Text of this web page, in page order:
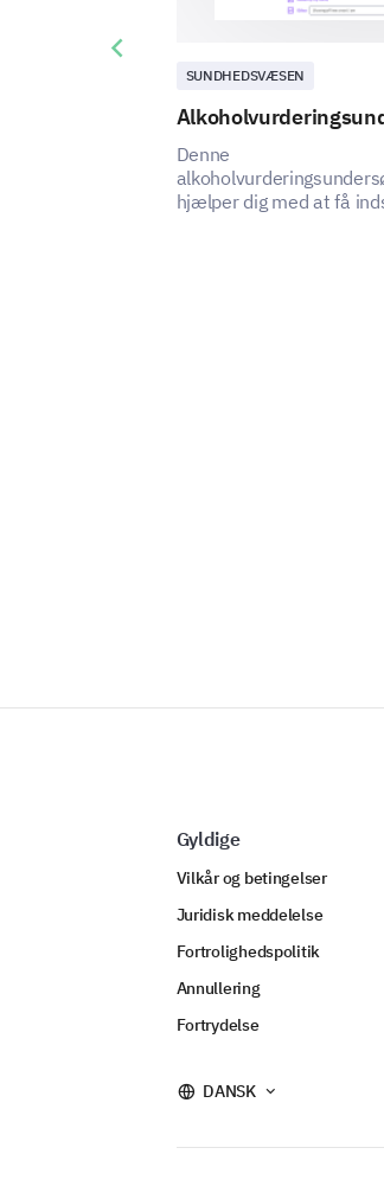
SUNDHEDSVÆSEN
Denne
hjælper dig med at få
Previous slide
Gyldige
Vilkår og betingelser
Juridisk meddelelse
Fortrolighedspolitik
Annullering
Fortrydelse
DANSK